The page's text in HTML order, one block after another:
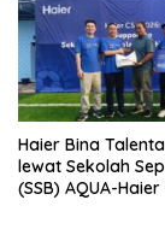
Haier Bina
lewat Sekolah
(SSB) AQUA-